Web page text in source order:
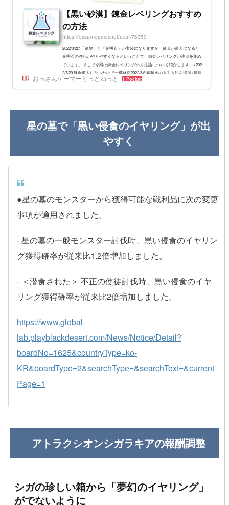
【黒い砂漠】錬金レベリングおすすめ
の方法
https://ossan-gamer.net/post-76350
2022/3/2に「遺物」と「光明石」が実装になりますが、錬金が道人になると
光明石の浄化がやりやすくなるということで、錬金レベリングが注目を集め
ています。そこで今回は錬金レベリングの方法論について紹介します。※202
2/7/20 錬金道人になったので一部修正2022/3/6 精製水の入手方法を追加 (情報
のご提供ありがとうございます)錬金上げの目的は「光明石の浄化」新しい
装備部位として「遺物」が登場します。そして、遺物に嵌める魔力水晶みた
おっさんゲーマーどっとねっと 1 Pocket
星の墓で「黒い侵食のイヤリング」が出
やすく
●星の墓のモンスターから獲得可能な戦利品に次の変更
事項が適用されました。
- 星の墓の一般モンスター討伐時、黒い侵食のイヤリン
グ獲得確率が従来比1.2倍増加しました。
- ＜潜食された＞ 不正の使徒討伐時、黒い侵食のイヤ
リング獲得確率が従来比2倍増加しました。
https://www.global-
lab.playblackdesert.com/News/Notice/Detail?
boardNo=1625&countryType=ko-
KR&boardType=2&searchType=&searchText=&current
Page=1
アトラクシオンシガラキアの報酬調整
シガの珍しい箱から「夢幻のイヤリング」
がでないように